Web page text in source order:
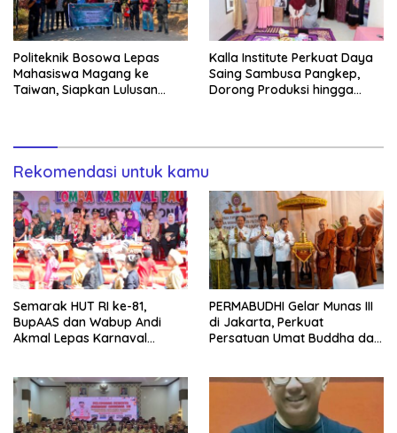
Politeknik Bosowa Lepas
Mahasiswa Magang ke
Taiwan, Siapkan Lulusan
Kalla Institute Perkuat Daya
Saing Sambusa Pangkep,
Dorong Produksi hingga
Rekomendasi untuk kamu
Semarak HUT RI ke-81,
BupAAS dan Wabup Andi
Akmal Lepas Karnaval
PERMABUDHI Gelar Munas III
di Jakarta, Perkuat
Persatuan Umat Buddha dan